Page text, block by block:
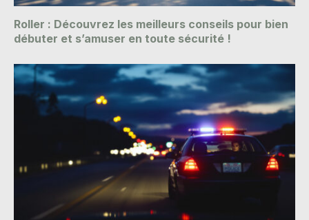
Roller : Découvrez les meilleurs conseils pour bien
débuter et s’amuser en toute sécurité !